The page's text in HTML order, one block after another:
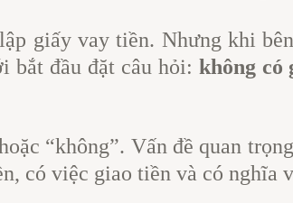
giấy vay tiền. Nhưng khi
bắt đầu đặt câu hỏi: không có
“không”. Vấn đề quan
có việc giao tiền và có nghĩa